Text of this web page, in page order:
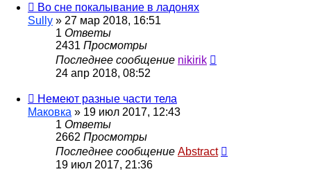
Во сне покалывание в ладонях
Sully » 27 мар 2018, 16:51
1 Ответы
2431 Просмотры
Последнее сообщение nikirik
24 апр 2018, 08:52
Немеют разные части тела
Маковка » 19 июл 2017, 12:43
1 Ответы
2662 Просмотры
Последнее сообщение Abstract
19 июл 2017, 21:36